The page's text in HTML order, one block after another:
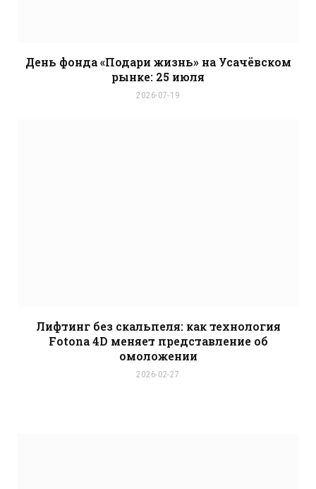
День фонда «Подари жизнь» на Усачёвском
рынке: 25 июля
2026-07-19
Лифтинг без скальпеля: как технология
Fotona 4D меняет представление об
омоложении
2026-02-27